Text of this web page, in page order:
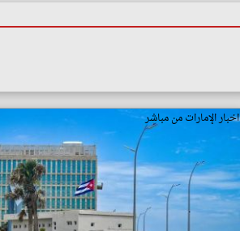
اخبار الإمارات من مباشر